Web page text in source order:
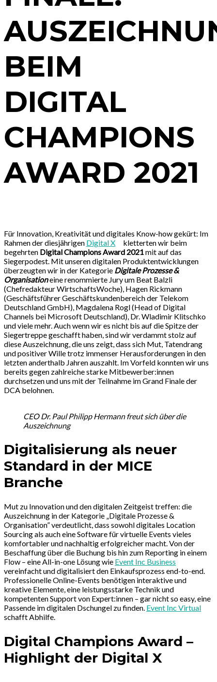
BEIM
DIGITAL
CHAMPIONS
AWARD 2021
Für Innovation, Kreativität und digitales Know-how gekürt: Im
Rahmen der diesjährigen Digital X
kletterten wir beim
begehrten Digital Champions Award 2021mit auf das
Siegerpodest. Mit unseren digitalen Produktentwicklungen
überzeugten wir in der Kategorie Digitale Prozesse &
Organisationeine renommierte Jury um Beat Balzli
(Chefredakteur WirtschaftsWoche), Hagen Rickmann
(Geschäftsführer Geschäftskundenbereich der Telekom
Deutschland GmbH), Magdalena Rogl (Head of Digital
Channels bei Microsoft Deutschland), Dr. Wladimir Klitschko
und viele mehr. Auch wenn wir es nicht bis auf die Spitze der
Siegertreppe geschafft haben, sind wir verdammt stolz auf
diese Auszeichnung, die uns zeigt, dass sich Mut, Tatendrang
und positiver Wille trotz immenser Herausforderungen in den
letzten anderthalb Jahren auszahlt. Im Vorfeld konnten wir uns
bereits gegen zahlreiche starke Mitbewerber:innen
durchsetzen und uns mit der Teilnahme im Grand Finale der
DCA belohnen.
CEO Dr. Paul Philipp Hermann freut sich über die
Auszeichnung
Digitalisierung als neuer
Standard in der MICE
Branche
Mut zu Innovation und den digitalen Zeitgeist treffen: die
Auszeichnung in der Kategorie „Digitale Prozesse &
Organisation” verdeutlicht, dass sowohl digitales Location
Sourcing als auch eine Software für virtuelle Events vieles
komfortabler und nachhaltig erfolgreicher macht. Von der
Beschaffung über die Buchung bis hin zum Reporting in einem
Flow – eine All-in-one Lösung wie Event Inc Business
vereinfacht und digitalisiert den Einkaufsprozess end-to-end.
Professionelle Online-Events benötigen interaktive und
kreative Elemente, eine leistungsstarke Technik und
kompetenten Support von Expert:innen – gar nicht so easy, eine
Passende im digitalen Dschungel zu finden. Event Inc Virtual
schafft Abhilfe.
Digital Champions Award –
Highlight der Digital X